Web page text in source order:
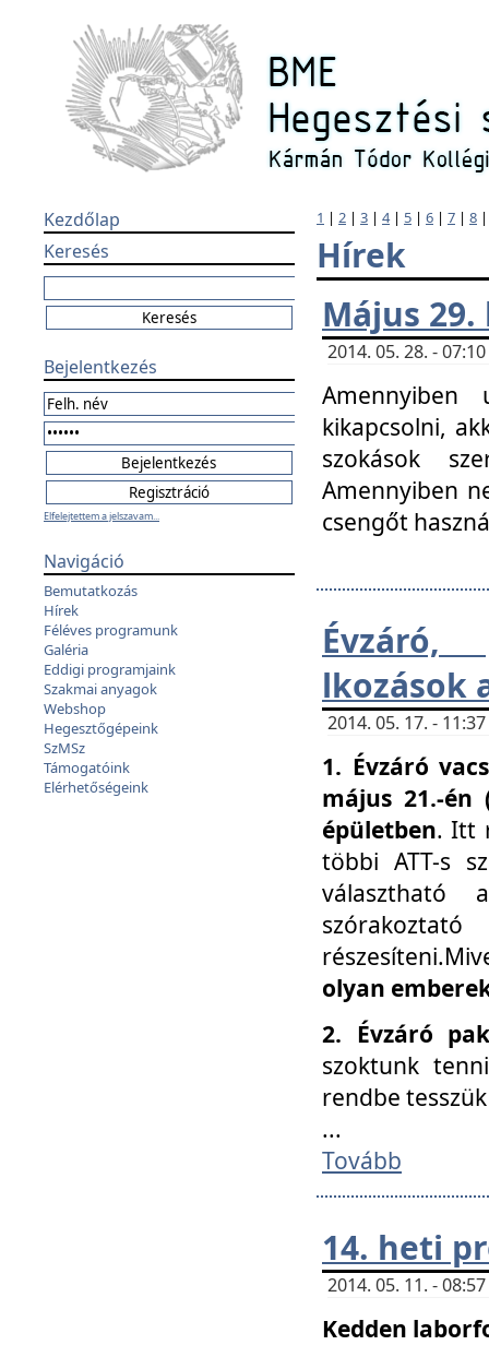
Kezdőlap
Keresés
Bejelentkezés
Elfelejtettem a jelszavam...
Navigáció
Bemutatkozás
Hírek
Féléves programunk
Galéria
Eddigi programjaink
Szakmai anyagok
Webshop
Hegesztőgépeink
SzMSz
Támogatóink
Elérhetőségeink
1 | 2 | 3 | 4| 5 | 6 | 7 | 8
Hírek
Május
2014. 05. 28. -
kikapcsolni,
szokások
Amennyiben
csengőt
Évzáró,
lkozások
2014. 05. 17. -
1. Évzáró
május 21.-én
épületben. Itt
többi ATT-s
választható
olyan
2. Évzáró
szoktunk
rendbe
...
Tovább
14. heti
2014. 05. 11. -
Kedden